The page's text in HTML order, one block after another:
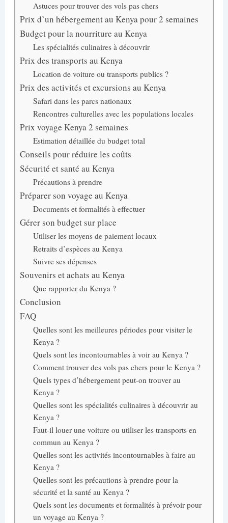
Astuces pour trouver des vols pas chers
Prix d’un hébergement au Kenya pour 2 semaines
Budget pour la nourriture au Kenya
Les spécialités culinaires à découvrir
Prix des transports au Kenya
Location de voiture ou transports publics ?
Prix des activités et excursions au Kenya
Safari dans les parcs nationaux
Rencontres culturelles avec les populations locales
Prix voyage Kenya 2 semaines
Estimation détaillée du budget total
Conseils pour réduire les coûts
Sécurité et santé au Kenya
Précautions à prendre
Préparer son voyage au Kenya
Documents et formalités à effectuer
Gérer son budget sur place
Utiliser les moyens de paiement locaux
Retraits d’espèces au Kenya
Suivre ses dépenses
Souvenirs et achats au Kenya
Que rapporter du Kenya ?
Conclusion
FAQ
Quelles sont les meilleures périodes pour visiter le
Kenya ?
Quels sont les incontournables à voir au Kenya ?
Comment trouver des vols pas chers pour le Kenya ?
Quels types d’hébergement peut-on trouver au
Kenya ?
Quelles sont les spécialités culinaires à découvrir au
Kenya ?
Faut-il louer une voiture ou utiliser les transports en
commun au Kenya ?
Quelles sont les activités incontournables à faire au
Kenya ?
Quelles sont les précautions à prendre pour la
sécurité et la santé au Kenya ?
Quels sont les documents et formalités à prévoir pour
un voyage au Kenya ?